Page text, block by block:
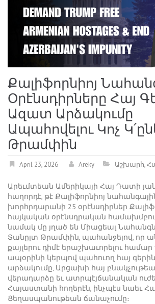
Քալիֆորնիոյ
Օրէնսդիրները Հայ
Ազատ Արձակումը
Ապահովելու Կոչ
Թրամփին
April 23, 2026 Areky Աշխարհ,
Արեւմտեան Ամերիկայի Հայ Դատի
հաղորդէ, թէ Քալիֆորնիոյ
խորհրդարանի 25 օրէնսդիրներ
հայկական օրէնսդրական
նամակ մը յղած են Միացեալ
Տանըլտ Թրամփին, պահանջելով, որ
քայլերու դիմէ երաշխաւորելու
ապօրինի կերպով պահուող հայ
արձակումը, Արցախի հայ
վերադարձը եւ ատրպէյճանական
Հայաստանի հողերէն, ինչպէս նաեւ
Ցեղասպանութեան ճանաչումը։